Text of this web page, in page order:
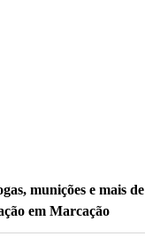
munições e mais de
em Marcação